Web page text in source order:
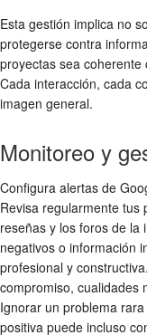
Esta gestión implica no
protegerse contra
proyectas sea
Cada interacción, cada
imagen general.
Monitoreo y
Configura alertas de
Revisa regularmente tus
reseñas y los foros de la
negativos o información
profesional y
compromiso, cualidades
Ignorar un problema
positiva puede incluso